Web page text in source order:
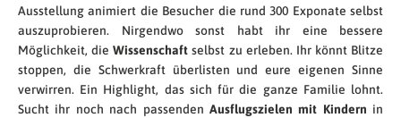
Ausstellung animiert die Besucher die rund 300 Exponate selbst
auszuprobieren. Nirgendwo sonst habt ihr eine bessere
Möglichkeit, dieWissenschaft selbst zu erleben. Ihr könnt Blitze
stoppen, die Schwerkraft überlisten und eure eigenen Sinne
verwirren. Ein Highlight, das sich für die ganze Familie lohnt.
Sucht ihr noch nach passenden Ausflugszielen mit Kindern in